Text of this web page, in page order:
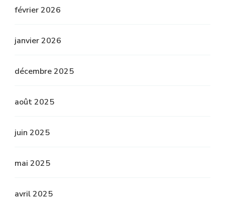
février 2026
janvier 2026
décembre 2025
août 2025
juin 2025
mai 2025
avril 2025